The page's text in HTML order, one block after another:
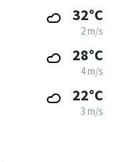
32°C
2 m/s
28°C
4 m/s
22°C
3 m/s